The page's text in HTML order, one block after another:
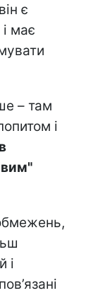
є
має
– там
і
і